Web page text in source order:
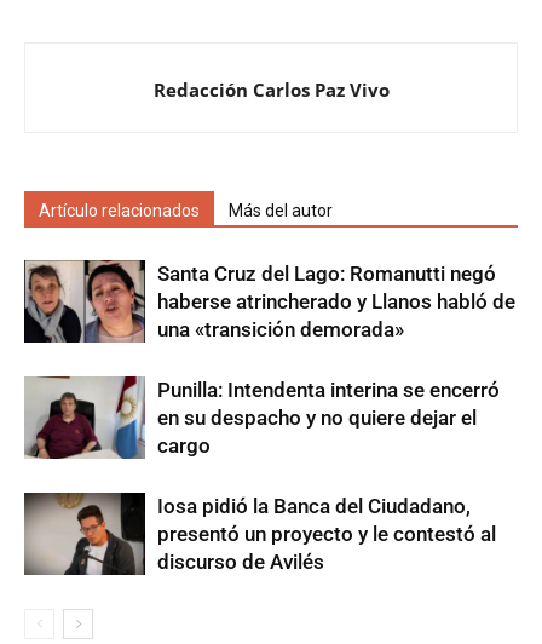
Redacción Carlos Paz Vivo
Artículo relacionados Más del autor
Santa Cruz del Lago: Romanutti negó
haberse atrincherado y Llanos habló de
una «transición demorada»
Punilla: Intendenta interina se encerró
en su despacho y no quiere dejar el
cargo
Iosa pidió la Banca del Ciudadano,
presentó un proyecto y le contestó al
discurso de Avilés